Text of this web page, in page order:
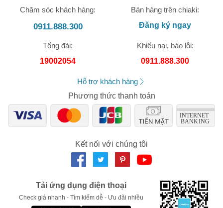
Chăm sóc khách hàng:
0911.888.300
Bán hàng trên chiaki:
Đăng ký ngay
Tổng đài:
19002054
Khiếu nại, báo lỗi:
0911.888.300
Hỗ trợ khách hàng
Phương thức thanh toán
Kết nối với chúng tôi
Tải ứng dụng điện thoại
Check giá nhanh - Tìm kiếm dễ - Ưu đãi nhiều
🎁 Đừng Bỏ Lỡ! 🎁
Giảm ngay cho bất kỳ đơn hàng nào.
XXX-XXXX
lần
Áp dụng cho đơn hàng từ:0
Chỉ áp dụng cho gian hàng:
LẤY MÃ NGAY